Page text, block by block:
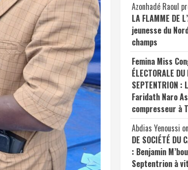
Azonhadé Raoul
LA FLAMME DE
jeunesse du
champs
Femina Miss
ÉLECTORALE
SEPTENTRION
Faridath Naro
compresseur à
Abdias Yenoussi on
DE SOCIÉTÉ DU
: Benjamin
Septentrion à